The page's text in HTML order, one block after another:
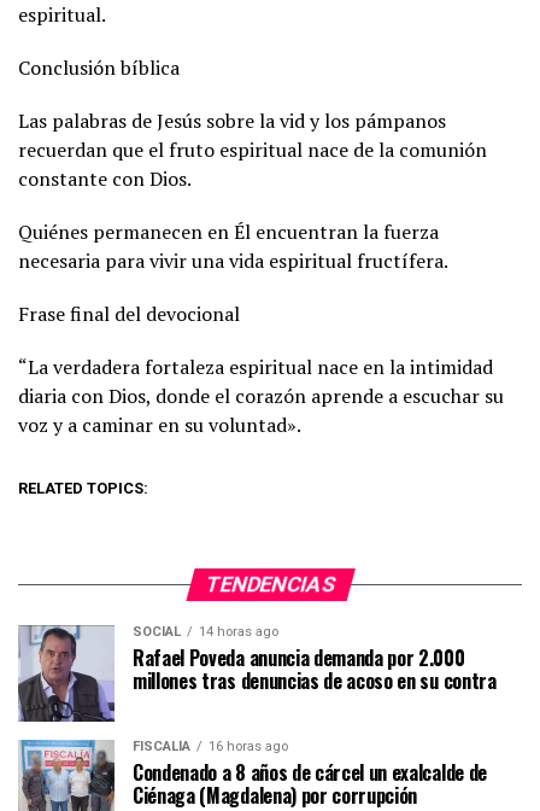
espiritual.
Conclusión bíblica
Las palabras de Jesús sobre la vid y los pámpanos
recuerdan que el fruto espiritual nace de la comunión
constante con Dios.
Quiénes permanecen en Él encuentran la fuerza
necesaria para vivir una vida espiritual fructífera.
Frase final del devocional
“La verdadera fortaleza espiritual nace en la intimidad
diaria con Dios, donde el corazón aprende a escuchar su
voz y a caminar en su voluntad».
RELATED TOPICS:
TENDENCIAS
SOCIAL 14 horas ago
Rafael Poveda anuncia demanda por 2.000
millones tras denuncias de acoso en su contra
FISCALÍA 16 horas ago
Condenado a 8 años de cárcel un exalcalde de
Ciénaga (Magdalena) por corrupción